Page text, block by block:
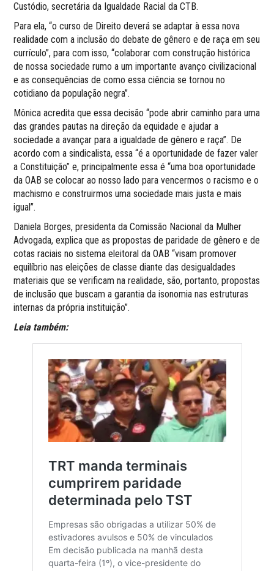
Custódio, secretária da Igualdade Racial da CTB.
Para ela, “o curso de Direito deverá se adaptar à essa nova
realidade com a inclusão do debate de gênero e de raça em seu
currículo”, para com isso, “colaborar com construção histórica
de nossa sociedade rumo a um importante avanço civilizacional
e as consequências de como essa ciência se tornou no
cotidiano da população negra”.
Mônica acredita que essa decisão “pode abrir caminho para uma
das grandes pautas na direção da equidade e ajudar a
sociedade a avançar para a igualdade de gênero e raça”. De
acordo com a sindicalista, essa “é a oportunidade de fazer valer
a Constituição” e, principalmente essa é “uma boa oportunidade
da OAB se colocar ao nosso lado para vencermos o racismo e o
machismo e construirmos uma sociedade mais justa e mais
igual”.
Daniela Borges, presidenta da Comissão Nacional da Mulher
Advogada, explica que as propostas de paridade de gênero e de
cotas raciais no sistema eleitoral da OAB “visam promover
equilíbrio nas eleições de classe diante das desigualdades
materiais que se verificam na realidade, são, portanto, propostas
de inclusão que buscam a garantia da isonomia nas estruturas
internas da própria instituição”.
Leia também: